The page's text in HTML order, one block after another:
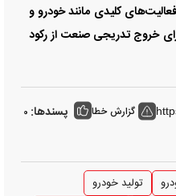
کلیدی مانند خودرو و
خروج تدریجی صنعت از رکود
گزارش خطا پسندها: 0
تولید خودرو